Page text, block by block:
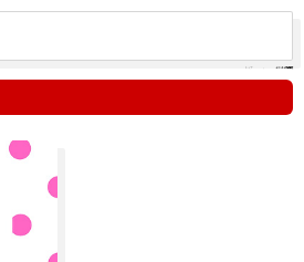
イベント出店情報